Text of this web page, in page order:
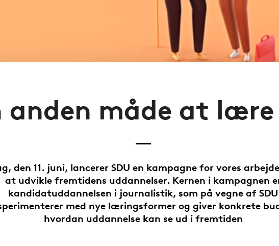
anden måde at
den 11. juni, lancerer SDU en kampagne for vores
at udvikle fremtidens uddannelser. Kernen i kampagnen
kandidatuddannelsen i journalistik, som på vegne af SDU
med nye læringsformer og giver konkrete
hvordan uddannelse kan se ud i fremtiden